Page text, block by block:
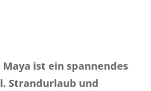
Maya ist ein spannendes
Strandurlaub und